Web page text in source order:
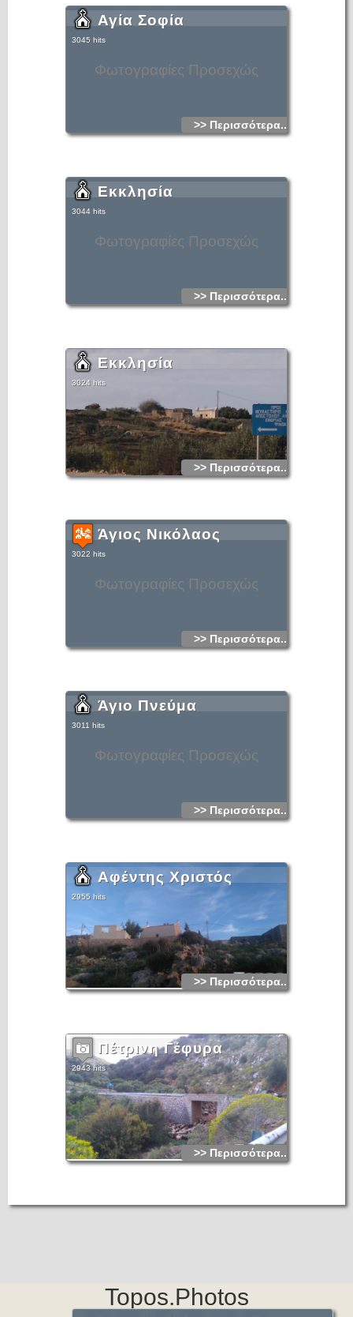
Φωτογραφίες Προσεχώς
Αγία Σοφία
3045 hits
>> Περισσότερα...
Φωτογραφίες Προσεχώς
Εκκλησία
3044 hits
>> Περισσότερα...
Εκκλησία
3024 hits
>> Περισσότερα...
Φωτογραφίες Προσεχώς
Άγιος Νικόλαος
3022 hits
>> Περισσότερα...
Φωτογραφίες Προσεχώς
Άγιο Πνεύμα
3011 hits
>> Περισσότερα...
Αφέντης Χριστός
2955 hits
>> Περισσότερα...
Πέτρινη Γέφυρα
2943 hits
>> Περισσότερα...
Topos.Photos